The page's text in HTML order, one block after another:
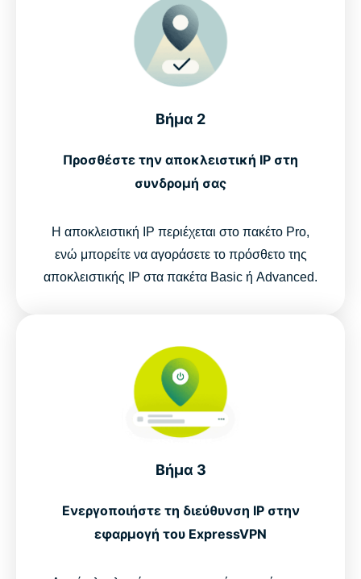
Βήμα 2
Προσθέστε την αποκλειστική IP στη
συνδρομή σας
Η αποκλειστική IP περιέχεται στο πακέτο Pro,
ενώ μπορείτε να αγοράσετε το πρόσθετο της
αποκλειστικής IP στα πακέτα Basic ή Advanced.
Βήμα 3
Ενεργοποιήστε τη διεύθυνση IP στην
εφαρμογή του ExpressVPN